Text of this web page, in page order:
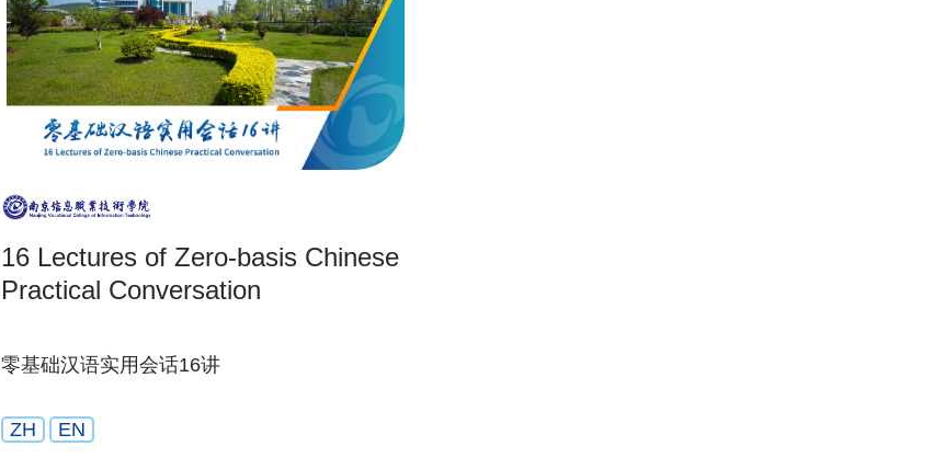
16 Lectures of Zero-basis Chinese
Practical Conversation
零基础汉语实用会话16讲
ZH EN